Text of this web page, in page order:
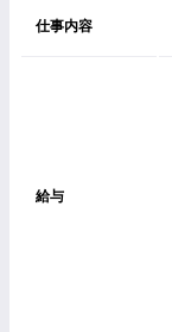
仕事内容
給与